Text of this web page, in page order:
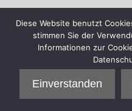
Diese Website benutzt
stimmen Sie der
Informationen zur
Einverstanden